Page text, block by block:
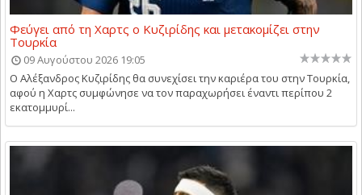
Φεύγει από τη Χαρτς ο Κυζιρίδης και μετακομίζει στην
Τουρκία
09 Αυγούστου 2026 19:05
Ο Αλέξανδρος Κυζιρίδης θα συνεχίσει την καριέρα του στην Τουρκία,
αφού η Χαρτς συμφώνησε να τον παραχωρήσει έναντι περίπου 2
εκατομμυρί...